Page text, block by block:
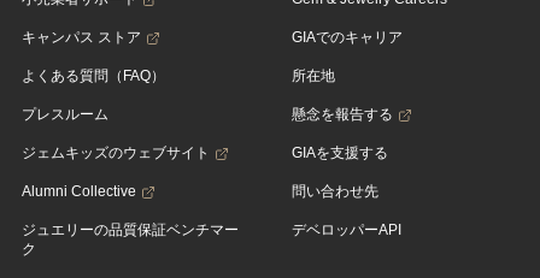
キャンパス ストア
よくある質問（FAQ）
プレスルーム
ジェムキッズのウェブサイト
Alumni Collective
ジュエリーの品質保証ベンチマー
ク
GIAでのキャリア
所在地
懸念を報告する
GIAを支援する
問い合わせ先
デベロッパーAPI